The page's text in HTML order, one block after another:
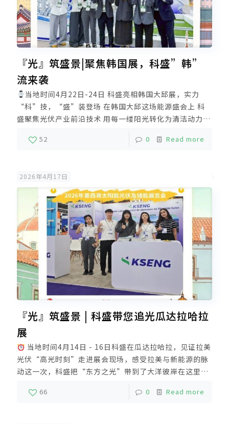
『光』筑盛景|聚焦韩国展，科盛”韩”
流来袭
当地时间4月22日-24日 科盛亮相韩国大邱展，实力
“科”技，“盛”装登场 在韩国大邱这场能源盛会上 科
盛聚焦光伏产业前沿技术 用每一缕阳光转化为清洁动力
为新能源发展注入“中国智慧”与“绿色方案” 凭借日韩
铝合金光伏支架市场占有率第一的硬核实力 科盛再次成为
系统 未来，科盛将坚持长期主义 依托厦门、漳州双基地
垂直一体化生产 精工制造高品质光伏支架解决方案 强力
支撑全球新能源推广及零碳发展
52 0 Read more
2026年4月17日
『光』筑盛景 | 科盛带您追光瓜达拉哈拉
展
当地时间4月14日 - 16日科盛在瓜达拉哈拉，见证拉美
光伏“高光时刻”走进展会现场，感受拉美与新能源的脉
动这一次，科盛把“东方之光”带到了大洋彼岸在这里，
阳光不仅是自然的馈赠更是驱动绿色能源的澎湃动力面对
拉美市场蓬勃的太阳能需求科盛不仅带来了硬核的产品更
66 0 Read more